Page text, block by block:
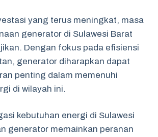
yang terus meningkat, masa
generator di Sulawesi Barat
Dengan fokus pada efisiensi
generator diharapkan dapat
penting dalam memenuhi
di wilayah ini.
kebutuhan energi di Sulawesi
generator memainkan peranan